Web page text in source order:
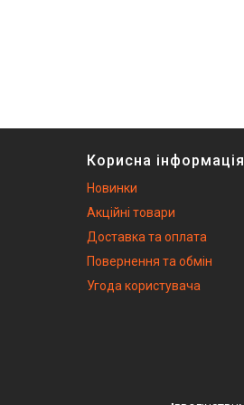
Корисна інформація
Новинки
Акційні товари
Доставка та оплата
Повернення та обмін
Угода користувача